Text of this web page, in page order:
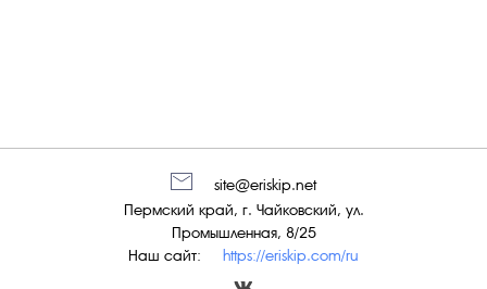
Наш сайт: https://eriskip.com/ru
Пермский край, г. Чайковский, ул.
Промышленная, 8/25
site@eriskip.net